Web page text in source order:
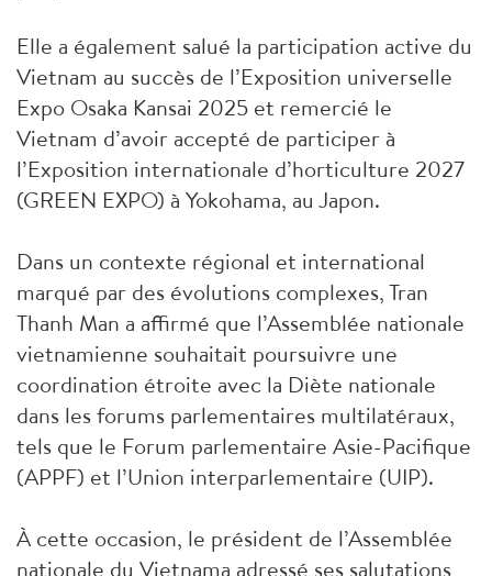
Elle a également salué la participation active du
Vietnam au succès de l’Exposition universelle
Expo Osaka Kansai 2025 et remercié le
Vietnam d’avoir accepté de participer à
l’Exposition internationale d’horticulture 2027
(GREEN EXPO) à Yokohama, au Japon.
Dans un contexte régional et international
marqué par des évolutions complexes, Tran
Thanh Man a affirmé que l’Assemblée nationale
vietnamienne souhaitait poursuivre une
coordination étroite avec la Diète nationale
dans les forums parlementaires multilatéraux,
tels que le Forum parlementaire Asie-Pacifique
(APPF) et l’Union interparlementaire (UIP).
À cette occasion, le président de l’Assemblée
nationale du Vietnama adressé ses salutations